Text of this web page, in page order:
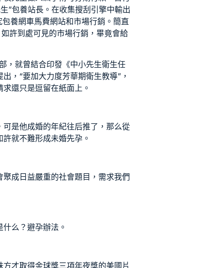
”包養站長 。在收集搜刮引擎中輸出
包養網車馬費網站和市場行銷。簡直
如許到處可見的市場行銷，畢竟會給
，就曾結合印發《中小先生衛生任
，“要加大力度芳華期衛生教導”，
還只是逗留在紙面上。
是他成婚的年紀往后推了，那么從
就不難形成未婚先孕。
成日益嚴重的社會題目，需求我們
么？避孕辦法。
方才取得金球獎三項年夜獎的美國片